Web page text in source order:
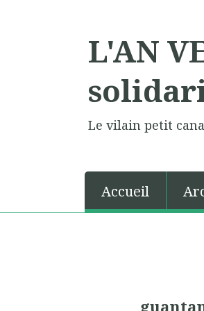
L'AN
Le vilain petit
Accueil